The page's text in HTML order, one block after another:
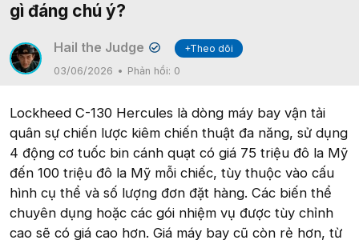
gì đáng chú ý?
Hail the Judge ✔
+Theo dõi
03/06/2026
Phản hồi: 0
Lockheed C-130 Hercules là dòng máy bay vận tải
quân sự chiến lược kiêm chiến thuật đa năng, sử dụng
4 động cơ tuốc bin cánh quạt có giá 75 triệu đô la Mỹ
đến 100 triệu đô la Mỹ mỗi chiếc, tùy thuộc vào cấu
hình cụ thể và số lượng đơn đặt hàng. Các biến thể
chuyên dụng hoặc các gói nhiệm vụ được tùy chỉnh
cao sẽ có giá cao hơn. Giá máy bay cũ còn rẻ hơn, từ